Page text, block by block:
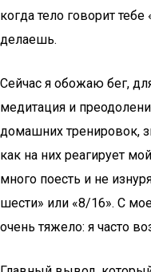
когда тело говорит тебе
делаешь.
Сейчас я обожаю бег,
медитация и
домашних тренировок,
как на них реагирует
много поесть и не
шести» или «8/16». С
очень тяжело: я часто